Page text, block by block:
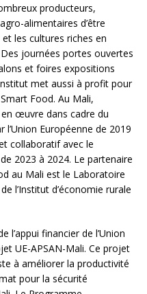
producteurs,
alimentaires d’être
les cultures riches en
journées portes ouvertes
et foires expositions
met aussi à profit pour
Food. Au Mali,
œuvre dans cadre du
Européenne de 2019
collaboratif avec le
2023 à 2024. Le partenaire
au Mali est le Laboratoire
l’Institut d’économie rurale
l’appui financier de l’Union
UE-APSAN-Mali. Ce projet
à améliorer la productivité
pour la sécurité